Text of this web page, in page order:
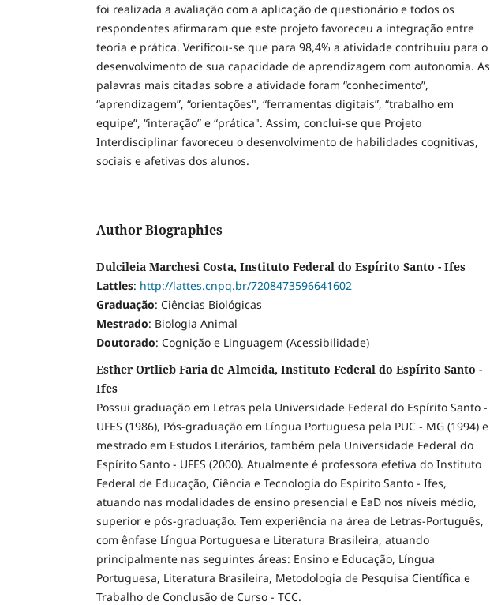
foi realizada a avaliação com a aplicação de questionário e todos os
respondentes afirmaram que este projeto favoreceu a integração entre
teoria e prática. Verificou-se que para 98,4% a atividade contribuiu para o
desenvolvimento de sua capacidade de aprendizagem com autonomia. As
palavras mais citadas sobre a atividade foram “conhecimento”,
“aprendizagem”, “orientações", “ferramentas digitais”, “trabalho em
equipe”, “interação” e “prática". Assim, conclui-se que Projeto
Interdisciplinar favoreceu o desenvolvimento de habilidades cognitivas,
sociais e afetivas dos alunos.
Author Biographies
Dulcileia Marchesi Costa, Instituto Federal do Espírito Santo - Ifes
Lattles: http://lattes.cnpq.br/7208473596641602
Graduação: Ciências Biológicas
Mestrado: Biologia Animal
Doutorado: Cognição e Linguagem (Acessibilidade)
Esther Ortlieb Faria de Almeida, Instituto Federal do Espírito Santo -
Ifes
Possui graduação em Letras pela Universidade Federal do Espírito Santo -
UFES (1986), Pós-graduação em Língua Portuguesa pela PUC - MG (1994) e
mestrado em Estudos Literários, também pela Universidade Federal do
Espírito Santo - UFES (2000). Atualmente é professora efetiva do Instituto
Federal de Educação, Ciência e Tecnologia do Espírito Santo - Ifes,
atuando nas modalidades de ensino presencial e EaD nos níveis médio,
superior e pós-graduação. Tem experiência na área de Letras-Português,
com ênfase Língua Portuguesa e Literatura Brasileira, atuando
principalmente nas seguintes áreas: Ensino e Educação, Língua
Portuguesa, Literatura Brasileira, Metodologia de Pesquisa Científica e
Trabalho de Conclusão de Curso - TCC.